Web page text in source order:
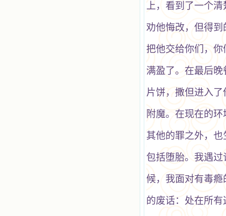
上，看到了一个
劝他悔改，但得
把他交给你们，你
满盈了。在最后
片饼，撒但进入
附魔。在现在的
其他的罪之外，
包括堕胎。我遇
候，我面对有毒
的废话：处在所